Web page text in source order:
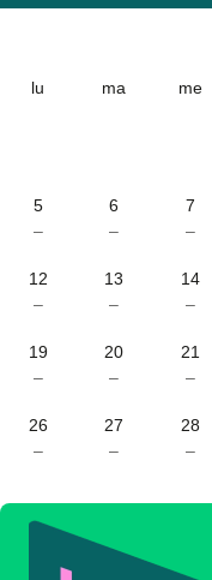
lu ma me
5
–
6
–
7
–
12
–
13
–
14
–
19
–
20
–
21
–
26
–
27
–
28
–